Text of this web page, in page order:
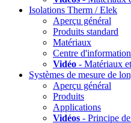
Isolations Therm / Elek
Aperçu général
Produits standard
Matériaux
Centre d'information
Vidéo - Matériaux
Systèmes de mesure de
Aperçu général
Produits
Applications
Vidéos - Principe